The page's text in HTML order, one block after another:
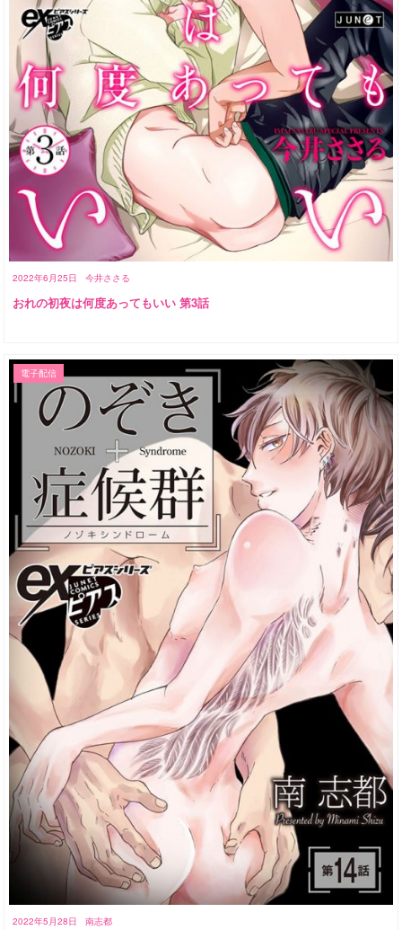
2022年6月25日 今井ささる
おれの初夜は何度あってもいい 第3話
2022年5月28日 南志都
電子配信